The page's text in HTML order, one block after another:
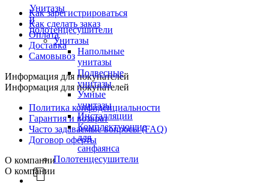
Унитазы
и
полотенцесушители
Унитазы
Напольные
унитазы
Подвесные
унитазы
Умные
унитазы
Инсталляции
Комплектующие
для
санфаянса
Полотенцесушители
Как зарегистрироваться
Как сделать заказ
Оплата
Доставка
Самовывоз
Информация для покупателей
Информация для покупателей
Политика конфиденциальности
Гарантия и возврат
Часто задаваемые вопросы (FAQ)
Договор оферты
О компании
О компании